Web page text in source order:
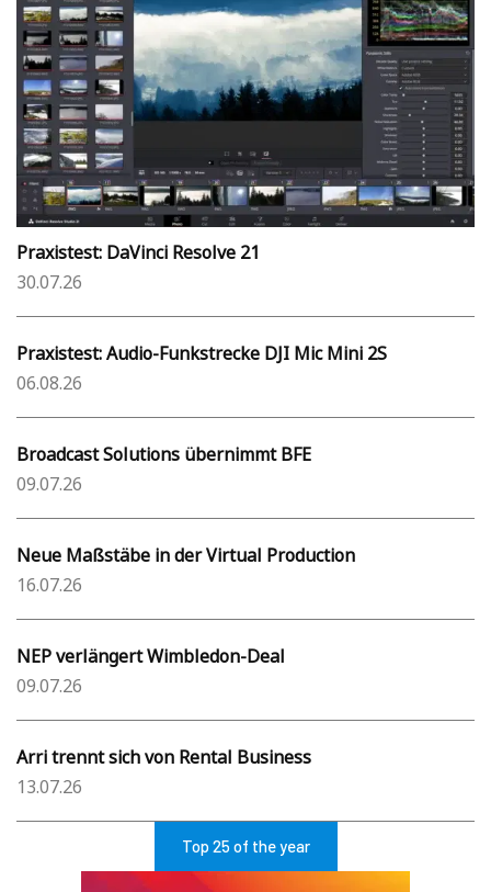
Praxistest: DaVinci Resolve 21
30.07.26
Praxistest: Audio-Funkstrecke DJI Mic Mini 2S
06.08.26
Broadcast Solutions übernimmt BFE
09.07.26
Neue Maßstäbe in der Virtual Production
16.07.26
NEP verlängert Wimbledon-Deal
09.07.26
Arri trennt sich von Rental Business
13.07.26
Top 25 of the year